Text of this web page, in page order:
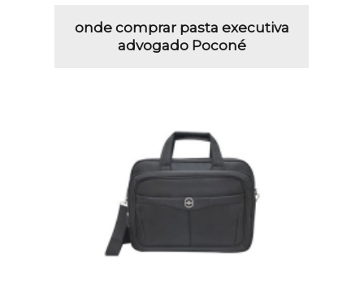
onde comprar pasta executiva
advogado Poconé